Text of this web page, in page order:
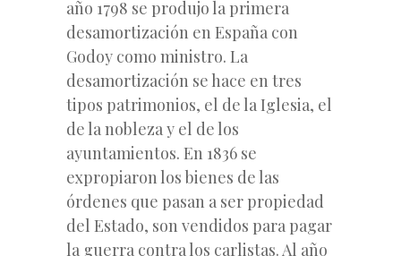
año 1798 se produjo la primera
desamortización en España con
Godoy como ministro. La
desamortización se hace en tres
tipos patrimonios, el de la Iglesia, el
de la nobleza y el de los
ayuntamientos. En 1836 se
expropiaron los bienes de las
órdenes que pasan a ser propiedad
del Estado, son vendidos para pagar
la guerra contra los carlistas. Al año